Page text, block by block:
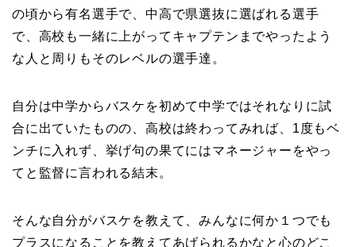
の頃から有名選手で、中高で県選抜に選ばれる選手
で、高校も一緒に上がってキャプテンまでやったよう
な人と周りもそのレベルの選手達。
自分は中学からバスケを初めて中学ではそれなりに試
合に出ていたものの、高校は終わってみれば、1度もベ
ンチに入れず、挙げ句の果てにはマネージャーをやっ
てと監督に言われる結末。
そんな自分がバスケを教えて、みんなに何か１つでも
プラスになることを教えてあげられるかなと心のどこ